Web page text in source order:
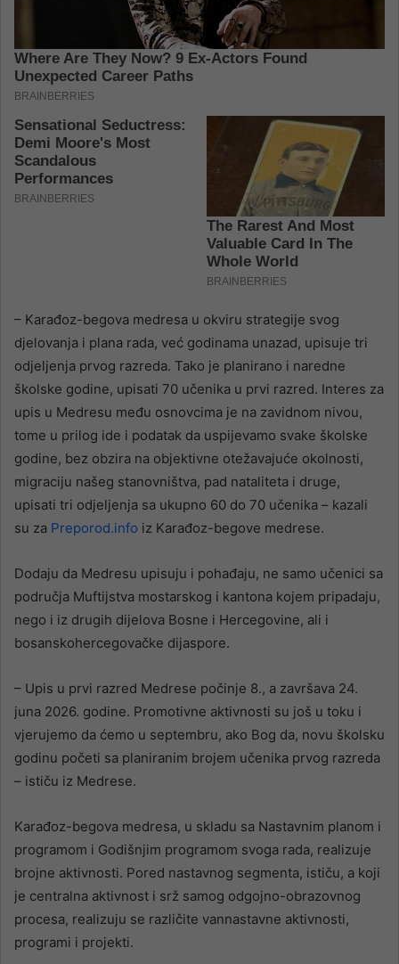
– Karađoz-begova medresa u okviru strategije svog
djelovanja i plana rada, već godinama unazad, upisuje tri
odjeljenja prvog razreda. Tako je planirano i naredne
školske godine, upisati 70 učenika u prvi razred. Interes za
upis u Medresu među osnovcima je na zavidnom nivou,
tome u prilog ide i podatak da uspijevamo svake školske
godine, bez obzira na objektivne otežavajuće okolnosti,
migraciju našeg stanovništva, pad nataliteta i druge,
upisati tri odjeljenja sa ukupno 60 do 70 učenika – kazali
su za Preporod.info iz Karađoz-begove medrese.
Dodaju da Medresu upisuju i pohađaju, ne samo učenici sa
područja Muftijstva mostarskog i kantona kojem pripadaju,
nego i iz drugih dijelova Bosne i Hercegovine, ali i
bosanskohercegovačke dijaspore.
– Upis u prvi razred Medrese počinje 8., a završava 24.
juna 2026. godine. Promotivne aktivnosti su još u toku i
vjerujemo da ćemo u septembru, ako Bog da, novu školsku
godinu početi sa planiranim brojem učenika prvog razreda
– ističu iz Medrese.
Karađoz-begova medresa, u skladu sa Nastavnim planom i
programom i Godišnjim programom svoga rada, realizuje
brojne aktivnosti. Pored nastavnog segmenta, ističu, a koji
je centralna aktivnost i srž samog odgojno-obrazovnog
procesa, realizuju se različite vannastavne aktivnosti,
programi i projekti.